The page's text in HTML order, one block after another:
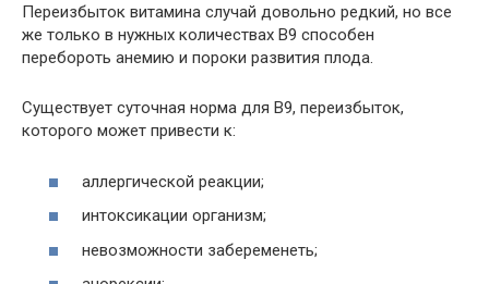
Переизбыток витамина случай довольно редкий, но все
же только в нужных количествах В9 способен
перебороть анемию и пороки развития плода.
Существует суточная норма для В9, переизбыток,
которого может привести к:
аллергической реакции;
интоксикации организм;
невозможности забеременеть;